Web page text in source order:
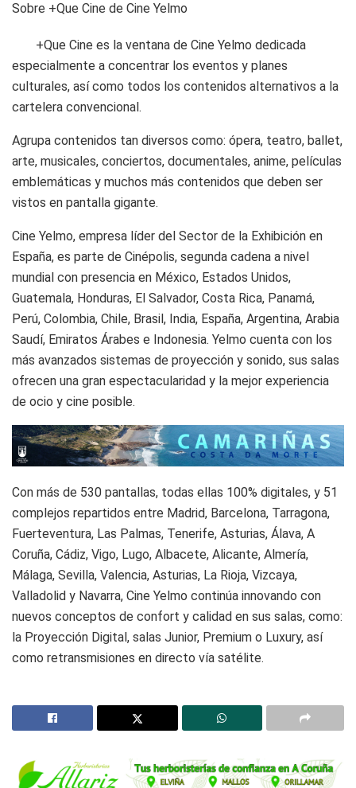
Sobre +Que Cine de Cine Yelmo
+Que Cine es la ventana de Cine Yelmo dedicada
especialmente a concentrar los eventos y planes
culturales, así como todos los contenidos alternativos a la
cartelera convencional.
Agrupa contenidos tan diversos como: ópera, teatro, ballet,
arte, musicales, conciertos, documentales, anime, películas
emblemáticas y muchos más contenidos que deben ser
vistos en pantalla gigante.
Cine Yelmo, empresa líder del Sector de la Exhibición en
España, es parte de Cinépolis, segunda cadena a nivel
mundial con presencia en México, Estados Unidos,
Guatemala, Honduras, El Salvador, Costa Rica, Panamá,
Perú, Colombia, Chile, Brasil, India, España, Argentina, Arabia
Saudí, Emiratos Árabes e Indonesia. Yelmo cuenta con los
más avanzados sistemas de proyección y sonido, sus salas
ofrecen una gran espectacularidad y la mejor experiencia
de ocio y cine posible.
Con más de 530 pantallas, todas ellas 100% digitales, y 51
complejos repartidos entre Madrid, Barcelona, Tarragona,
Fuerteventura, Las Palmas, Tenerife, Asturias, Álava, A
Coruña, Cádiz, Vigo, Lugo, Albacete, Alicante, Almería,
Málaga, Sevilla, Valencia, Asturias, La Rioja, Vizcaya,
Valladolid y Navarra, Cine Yelmo continúa innovando con
nuevos conceptos de confort y calidad en sus salas, como:
la Proyección Digital, salas Junior, Premium o Luxury, así
como retransmisiones en directo vía satélite.